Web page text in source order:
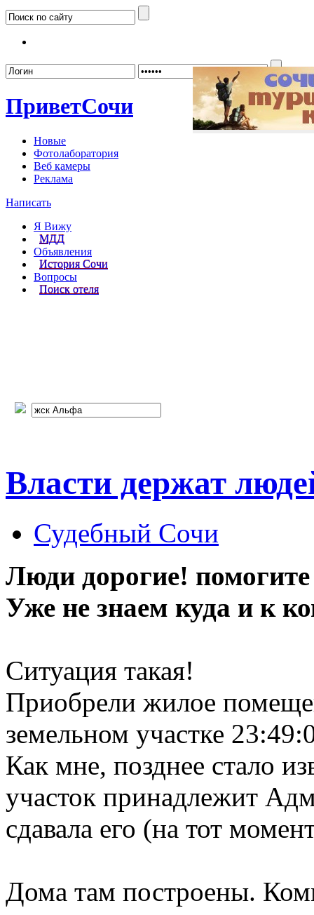
ПриветСочи
Новые
Фотолаборатория
Веб камеры
Реклама
Написать
Я Вижу
МДД
Объявления
История Сочи
Вопросы
Поиск отеля
Власти держат
Судебный Сочи
Люди дорогие!
Уже не знаем куда и к
Ситуация такая!
Приобрели жилое
земельном участке
Как мне, позднее стало
участок принадлежит
сдавала его (на тот
Дома там построены.